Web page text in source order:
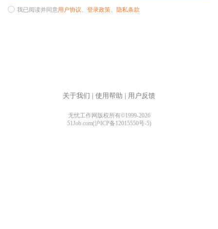
我已阅读并同意用户协议、 登录政策、 隐私条款
关于我们 使用帮助 用户反馈
无忧工作网版权所有©1999-2026
51Job.com(沪ICP备12015550号-5)